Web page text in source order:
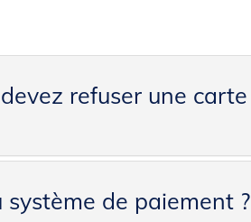
refuser une carte
système de paiement ?